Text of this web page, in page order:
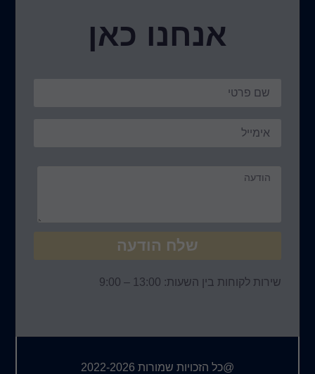
אנחנו כאן
שלח הודעה
שירות לקוחות בין השעות: 13:00 – 9:00
@כל הזכויות שמורות 2022-2026